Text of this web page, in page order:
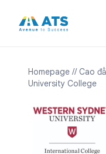
Homepage // Cao
University College